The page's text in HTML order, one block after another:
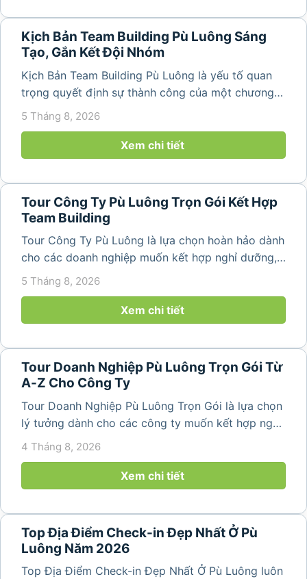
Kịch Bản Team Building Pù Luông Sáng
Tạo, Gắn Kết Đội Nhóm
Kịch Bản Team Building Pù Luông là yếu tố quan
trọng quyết định sự thành công của một chương
trình du lịch doanh nghiệp. Một kịch bản được xây
dựng bài bản không chỉ mang đến những phút
giây vui vẻ, sôi động mà còn...
5 Tháng 8, 2026
Xem chi tiết
Tour Công Ty Pù Luông Trọn Gói Kết Hợp
Team Building
Tour Công Ty Pù Luông là lựa chọn hoàn hảo dành
cho các doanh nghiệp muốn kết hợp nghỉ dưỡng,
team building và gắn kết tập thể trong không gian
Hóa vài giờ di chuyển,...
5 Tháng 8, 2026
Xem chi tiết
Tour Doanh Nghiệp Pù Luông Trọn Gói Từ
A-Z Cho Công Ty
Tour Doanh Nghiệp Pù Luông Trọn Gói là lựa chọn
lý tưởng dành cho các công ty muốn kết hợp nghỉ
dưỡng, gắn kết đội ngũ và tái tạo năng lượng sau
những ngày làm việc căng thẳng. Với cảnh quan
thiên nhiên trong lành,...
4 Tháng 8, 2026
Xem chi tiết
Top Địa Điểm Check-in Đẹp Nhất Ở Pù
Luông Năm 2026
Top Địa Điểm Check-in Đẹp Nhất Ở Pù Luông luôn